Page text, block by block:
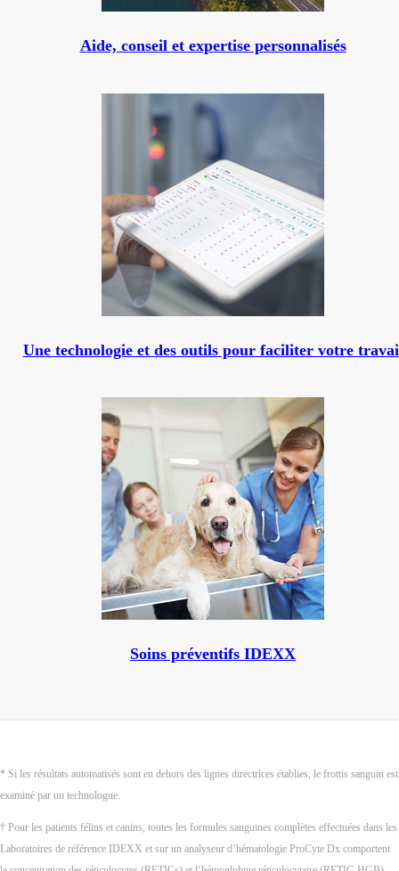
Aide, conseil et expertise personnalisés
Une technologie et des outils pour faciliter votre
Soins préventifs IDEXX
* Si les résultats automatisés sont en dehors des lignes directrices établies, le frottis sanguin est
examiné par un technologue.
† Pour les patients félins et canins, toutes les formules sanguines complètes effectuées dans les
Laboratoires de référence IDEXX et sur un analyseur d’hématologie ProCyte Dx comportent